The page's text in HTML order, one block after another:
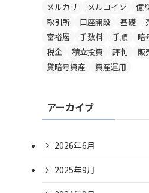
メルカリ
メルコイン 億
取引所
口座開設 基礎
富裕層
手数料 手順 暗
税金
積立投資 評判 販
貸暗号資産
資産運用
アーカイブ
2026年6月
2025年9月